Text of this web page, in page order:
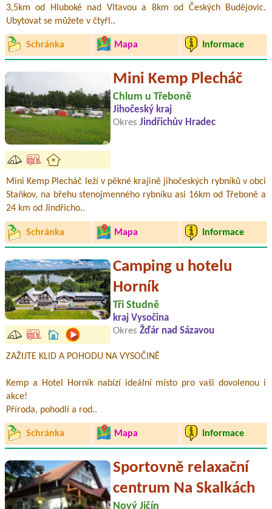
3,5km od Hluboké nad Vltavou a 8km od Českých Budějovic.
Ubytovat se můžete v čtyřl..
Schránka Mapa Informace
Mini Kemp Plecháč
Chlum u Třeboně
Jihočeský kraj
Okres Jindřichův Hradec
Mini Kemp Plecháč leží v pěkné krajině jihočeských rybníků v obci
Staňkov, na břehu stenojmenného rybníku asi 16km od Třeboně a
24 km od Jindřicho..
Schránka Mapa Informace
Camping u hotelu
Horník
Tři Studně
kraj Vysočina
Okres Žďár nad Sázavou
ZAŽIJTE KLID A POHODU NA VYSOČINĚ
Kemp a Hotel Horník nabízí ideální místo pro vaši dovolenou i
akce!
Příroda, pohodlí a rod..
Schránka Mapa Informace
Sportovně relaxační
centrum Na Skalkách
Nový Jičín